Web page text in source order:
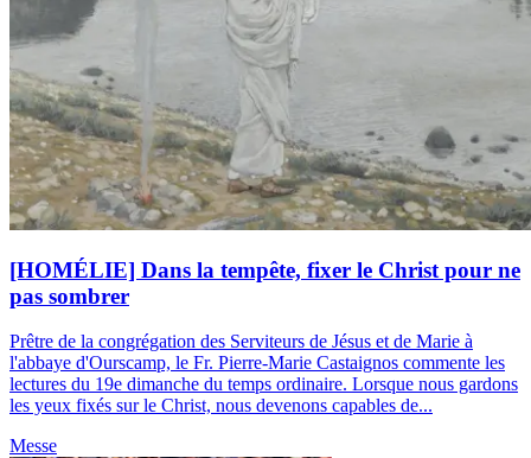
[HOMÉLIE] Dans la tempête, fixer le Christ pour ne
pas sombrer
Prêtre de la congrégation des Serviteurs de Jésus et de Marie à
l'abbaye d'Ourscamp, le Fr. Pierre-Marie Castaignos commente les
lectures du 19e dimanche du temps ordinaire. Lorsque nous gardons
les yeux fixés sur le Christ, nous devenons capables de...
Messe